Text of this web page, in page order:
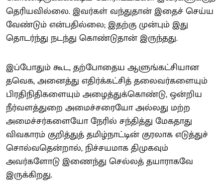
தெரியவில்லை. இவர்கள் வந்துதான் இதைச் செய்ய
வேண்டும் என்பதில்லை; இதற்கு முன்பும் இது
தொடர்ந்து நடந்து கொண்டுதான் இருந்தது.
இப்போதும் கூட, தற்போதைய ஆளுங்கட்சியான
தவெக, அனைத்து எதிர்க்கட்சித் தலைவர்களையும்
பிரதிநிதிகளையும் அழைத்துக்கொண்டு, ஒன்றிய
நீர்வளத்துறை அமைச்சரையோ அல்லது மற்ற
அமைச்சர்களையோ நேரில் சந்தித்து மேகதாது
விவகாரம் குறித்துத் தமிழ்நாட்டின் குரலாக எடுத்துச்
சொல்வதென்றால், நிச்சயமாக திமுகவும்
அவர்களோடு இணைந்து செல்லத் தயாராகவே
இருக்கிறது.